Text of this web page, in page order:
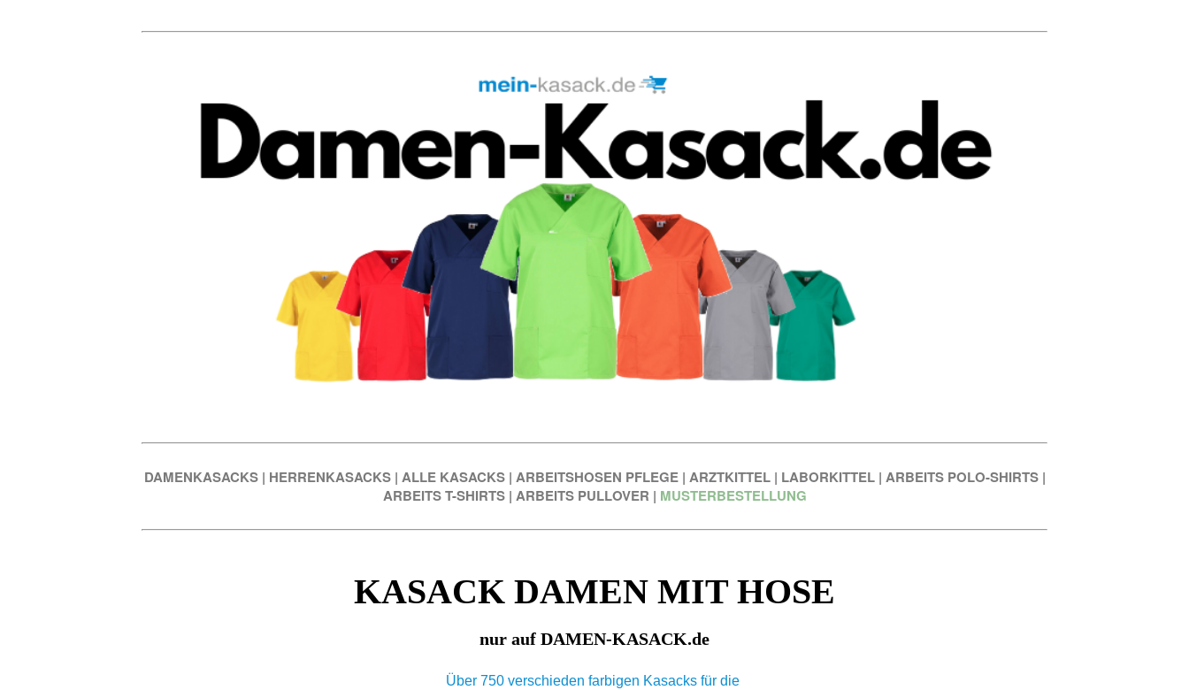
DAMENKASACKS | HERRENKASACKS | ALLE KASACKS | ARBEITSHOSEN PFLEGE | ARZTKITTEL | LABORKITTEL | ARBEITS POLO-SHIRTS |
ARBEITS T-SHIRTS | ARBEITS PULLOVER | MUSTERBESTELLUNG
KASACK DAMEN MIT HOSE
nur auf DAMEN-KASACK.de
Über 750 verschieden farbigen Kasacks für die